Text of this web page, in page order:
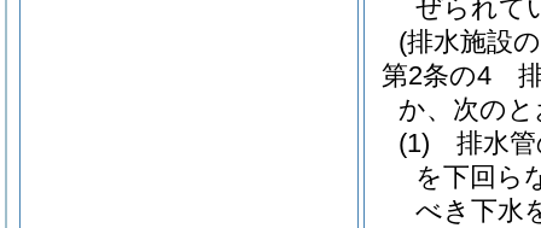
ぜられて
(排水施設
第2条の4
か、次の
(1)
排水
を下回ら
べき下水